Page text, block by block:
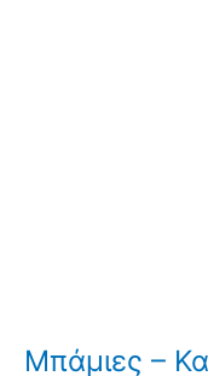
Μπάμιες –